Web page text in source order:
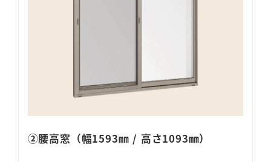
②腰高窓（幅1593㎜ / 高さ1093㎜）